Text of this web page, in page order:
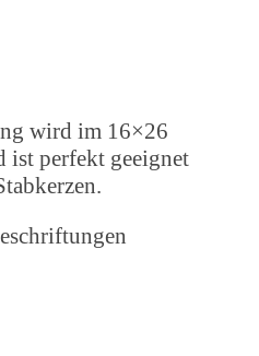
wird im 16×26
ist perfekt geeignet